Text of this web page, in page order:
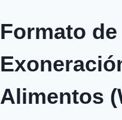
Formato
Alimentos